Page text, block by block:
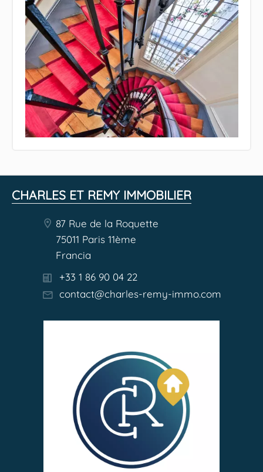
CHARLES ET REMY IMMOBILIER
87 Rue de la Roquette
75011 Paris 11ème
Francia
+33 1 86 90 04 22
contact@charles-remy-immo.com